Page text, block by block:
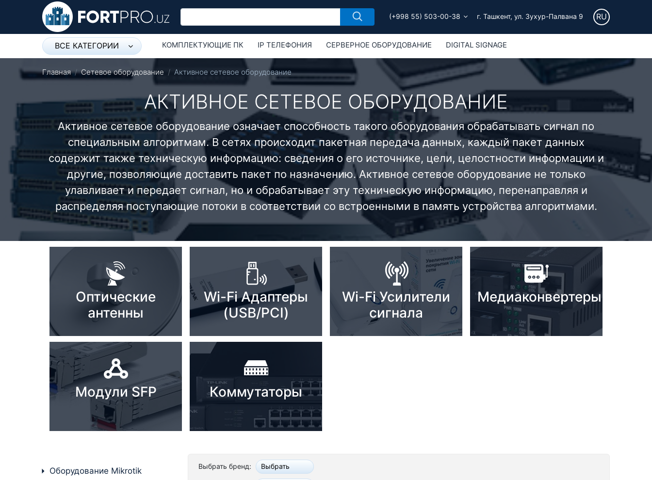
(+998 55) 503-00-38 г. Ташкент, ул. Зухур-Палвана 9 RU
ВСЕ КАТЕГОРИИ
Оборудование Mikrotik
Пылесос
Спикерфон
Модемы ADSL, Wan/Lan
Роутеры, Wi-Fi
IP Телефония
Стереосистемы
бесперебойного питания
Мышки и Клавиатуры
Сетевое оборудование
Системы охлаждения
Видеоконференцсвязь
Digital Signage
Видеонаблюдение
Компьютеры Fujitsu
КОМПЛЕКТУЮЩИЕ ПК IP ТЕЛЕФОНИЯ СЕРВЕРНОЕ ОБОРУДОВАНИЕ DIGITAL SIGNAGE
СЕТЕВОЕ ОБОРУДОВАНИЕ ОБОРУДОВАНИЕ MIKROTIK
Главная Сетевое оборудование Активное сетевое оборудование
АКТИВНОЕ СЕТЕВОЕ ОБОРУДОВАНИЕ
Активное сетевое оборудование означает способность такого оборудования обрабатывать сигнал по
специальным алгоритмам. В сетях происходит пакетная передача данных, каждый пакет данных
содержит также техническую информацию: сведения о его источнике, цели, целостности информации и
другие, позволяющие доставить пакет по назначению. Активное сетевое оборудование не только
улавливает и передает сигнал, но и обрабатывает эту техническую информацию, перенаправляя и
распределяя поступающие потоки в соответствии со встроенными в память устройства алгоритмами.
Оптические
антенны
Wi-Fi Адаптеры
(USB/PCI)
Wi-Fi Усилители
сигнала
Медиаконвертеры
Модули SFP Коммутаторы
Выбрать бренд: Выбрать
Оборудование Mikrotik